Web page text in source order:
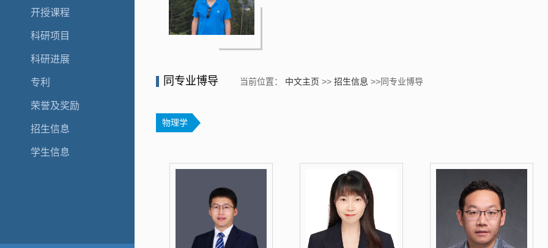
开授课程
科研项目
科研进展
专利
荣誉及奖励
招生信息
学生信息
同专业博导 当前位置： 中文主页 >> 招生信息 >>同专业博导
物理学